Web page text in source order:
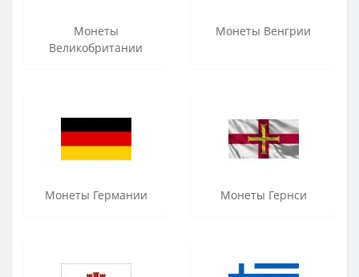
Монеты
Великобритании
Монеты Венгрии
Монеты Германии Монеты Гернси